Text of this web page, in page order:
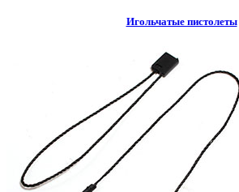
Игольчатые пистолеты